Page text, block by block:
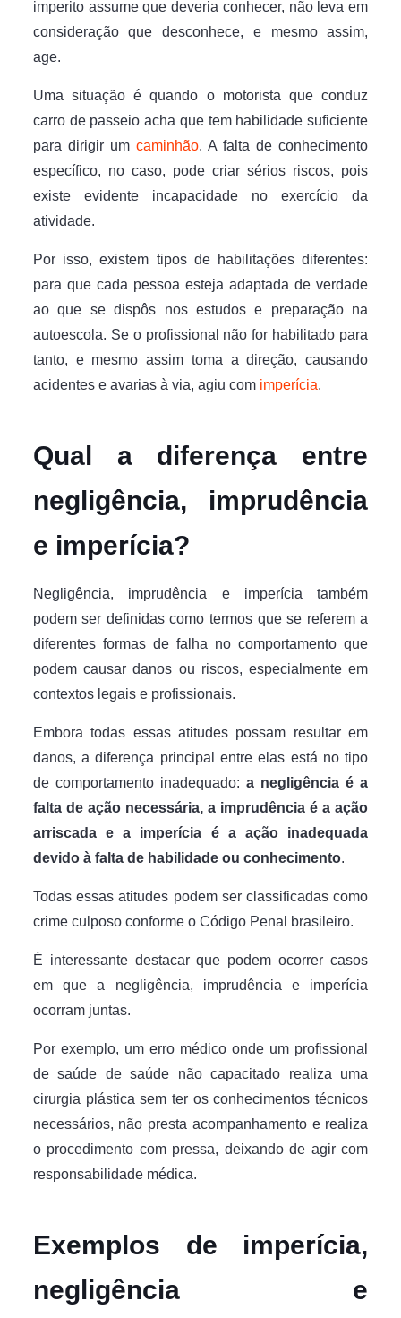
imperito assume que deveria conhecer, não leva em
consideração que desconhece, e mesmo assim,
age.
Uma situação é quando o motorista que conduz
carro de passeio acha que tem habilidade suficiente
para dirigir umcaminhão. A falta de conhecimento
específico, no caso, pode criar sérios riscos, pois
existe evidente incapacidade no exercício da
atividade.
Por isso, existem tipos de habilitações diferentes:
para que cada pessoa esteja adaptada de verdade
ao que se dispôs nos estudos e preparação na
autoescola. Se o profissional não for habilitado para
tanto, e mesmo assim toma a direção, causando
acidentes e avarias à via, agiu comimperícia.
Qual a diferença entre
negligência, imprudência
e imperícia?
Negligência, imprudência e imperícia também
podem ser definidas como termos que se referem a
diferentes formas de falha no comportamento que
podem causar danos ou riscos, especialmente em
contextos legais e profissionais.
Embora todas essas atitudes possam resultar em
danos, a diferença principal entre elas está no tipo
de comportamento inadequado: a negligência é a
falta de ação necessária, a imprudência é a ação
arriscada e a imperícia é a ação inadequada
devido à falta de habilidade ou conhecimento.
Todas essas atitudes podem ser classificadas como
crime culposo conforme o Código Penal brasileiro.
É interessante destacar que podem ocorrer casos
em que a negligência, imprudência e imperícia
ocorram juntas.
Por exemplo, um erro médico onde um profissional
de saúde de saúde não capacitado realiza uma
cirurgia plástica sem ter os conhecimentos técnicos
necessários, não presta acompanhamento e realiza
o procedimento com pressa, deixando de agir com
responsabilidade médica.
Exemplos de imperícia,
negligência e